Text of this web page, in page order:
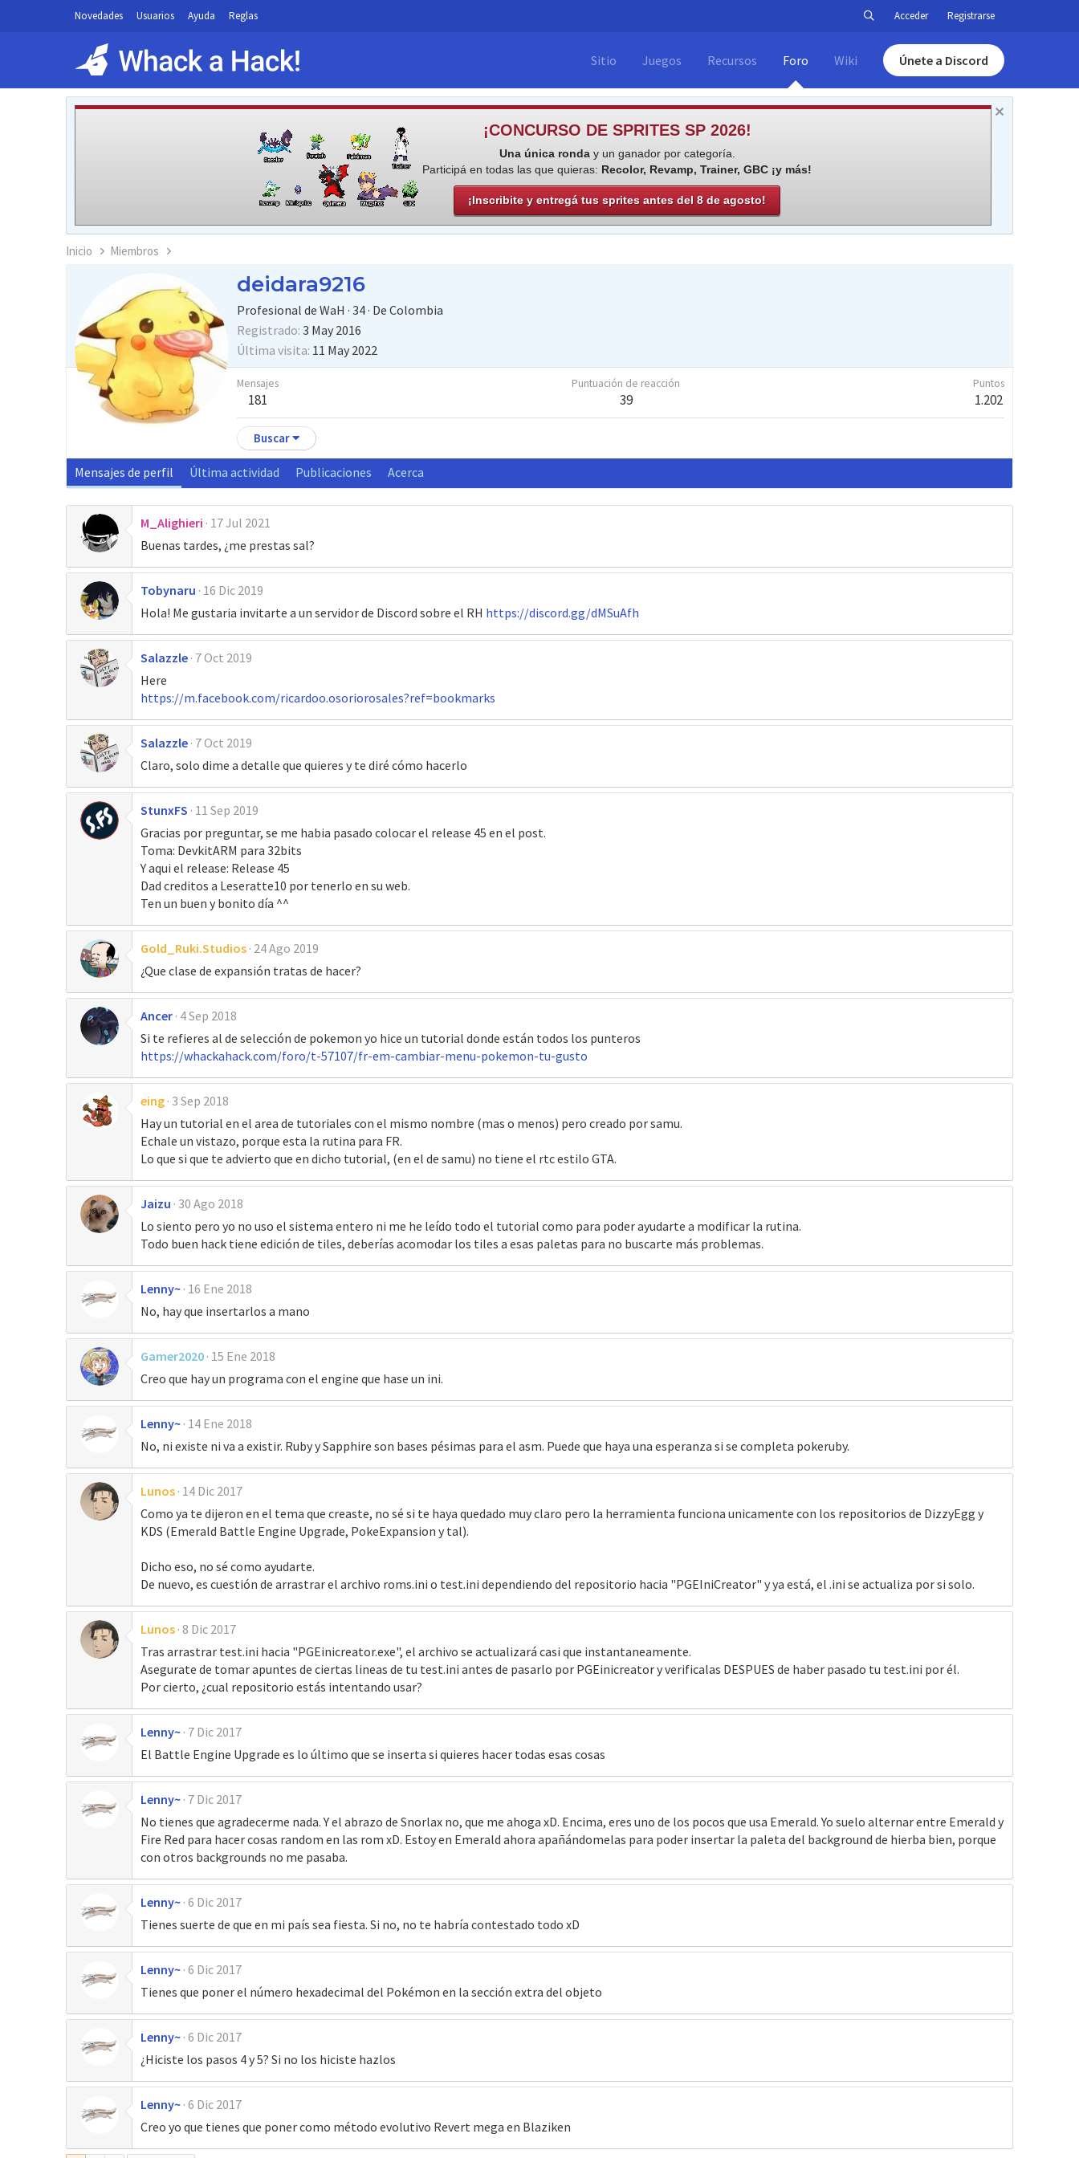
Novedades Usuarios Ayuda Reglas Acceder Registrarse
Sitio Juegos Recursos Foro Wiki Únete a Discord
¡CONCURSO DE SPRITES SP 2026!
Una única ronday un ganador por categoría.
Participá en todas las que quieras: Recolor, Revamp, Trainer, GBC ¡y más!
¡Inscribite y entregá tus sprites antes del 8 de agosto!
Inicio Miembros
deidara9216
Profesional de WaH · 34· De Colombia
Registrado 3 May 2016
Última visita 11 May 2022
Mensajes
181
Puntuación de reacción
39
Puntos
1.202
Buscar
Mensajes de perfil Última actividad Publicaciones Acerca
M_Alighieri 17 Jul 2021
Buenas tardes, ¿me prestas sal?
Tobynaru 16 Dic 2019
Hola! Me gustaria invitarte a un servidor de Discord sobre el RH https://discord.gg/dMSuAfh
Salazzle 7 Oct 2019
Here
https://m.facebook.com/ricardoo.osoriorosales?ref=bookmarks
Salazzle 7 Oct 2019
Claro, solo dime a detalle que quieres y te diré cómo hacerlo
StunxFS 11 Sep 2019
Gracias por preguntar, se me habia pasado colocar el release 45 en el post.
Toma: DevkitARM para 32bits
Y aqui el release: Release 45
Dad creditos a Leseratte10 por tenerlo en su web.
Ten un buen y bonito día ^^
Gold_Ruki.Studios 24 Ago 2019
¿Que clase de expansión tratas de hacer?
Ancer 4 Sep 2018
Si te refieres al de selección de pokemon yo hice un tutorial donde están todos los punteros
https://whackahack.com/foro/t-57107/fr-em-cambiar-menu-pokemon-tu-gusto
eing 3 Sep 2018
Hay un tutorial en el area de tutoriales con el mismo nombre (mas o menos) pero creado por samu.
Echale un vistazo, porque esta la rutina para FR.
Lo que si que te advierto que en dicho tutorial, (en el de samu) no tiene el rtc estilo GTA.
Jaizu 30 Ago 2018
Lo siento pero yo no uso el sistema entero ni me he leído todo el tutorial como para poder ayudarte a modificar la rutina.
Todo buen hack tiene edición de tiles, deberías acomodar los tiles a esas paletas para no buscarte más problemas.
Lenny~ 16 Ene 2018
No, hay que insertarlos a mano
Gamer2020 15 Ene 2018
Creo que hay un programa con el engine que hase un ini.
Lenny~ 14 Ene 2018
No, ni existe ni va a existir. Ruby y Sapphire son bases pésimas para el asm. Puede que haya una esperanza si se completa pokeruby.
Lunos 14 Dic 2017
Como ya te dijeron en el tema que creaste, no sé si te haya quedado muy claro pero la herramienta funciona unicamente con los repositorios de DizzyEgg y
KDS (Emerald Battle Engine Upgrade, PokeExpansion y tal).
Dicho eso, no sé como ayudarte.
De nuevo, es cuestión de arrastrar el archivo roms.ini o test.ini dependiendo del repositorio hacia "PGEIniCreator" y ya está, el .ini se actualiza por si solo.
Lunos 8 Dic 2017
Tras arrastrar test.ini hacia "PGEinicreator.exe", el archivo se actualizará casi que instantaneamente.
Asegurate de tomar apuntes de ciertas lineas de tu test.ini antes de pasarlo por PGEinicreator y verificalas DESPUES de haber pasado tu test.ini por él.
Por cierto, ¿cual repositorio estás intentando usar?
Lenny~ 7 Dic 2017
El Battle Engine Upgrade es lo último que se inserta si quieres hacer todas esas cosas
Lenny~ 7 Dic 2017
No tienes que agradecerme nada. Y el abrazo de Snorlax no, que me ahoga xD. Encima, eres uno de los pocos que usa Emerald. Yo suelo alternar entre Emerald y
Fire Red para hacer cosas random en las rom xD. Estoy en Emerald ahora apañándomelas para poder insertar la paleta del background de hierba bien, porque
con otros backgrounds no me pasaba.
Lenny~ 6 Dic 2017
Tienes suerte de que en mi país sea fiesta. Si no, no te habría contestado todo xD
Lenny~ 6 Dic 2017
Tienes que poner el número hexadecimal del Pokémon en la sección extra del objeto
Lenny~ 6 Dic 2017
¿Hiciste los pasos 4 y 5? Si no los hiciste hazlos
Lenny~ 6 Dic 2017
Creo yo que tienes que poner como método evolutivo Revert mega en Blaziken